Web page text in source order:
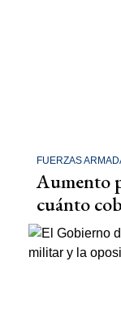
FUERZAS
Aumento
cuánto